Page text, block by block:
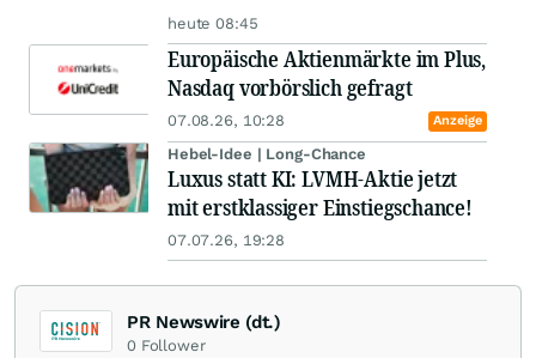
heute 08:45
Europäische Aktienmärkte im Plus,
Nasdaq vorbörslich gefragt
07.08.26, 10:28 Anzeige
Hebel-Idee | Long-Chance
Luxus statt KI: LVMH-Aktie jetzt
mit erstklassiger Einstiegschance!
07.07.26, 19:28
PR Newswire (dt.)
0 Follower